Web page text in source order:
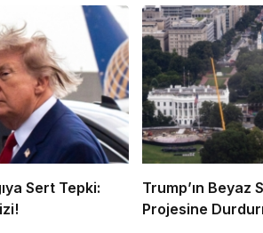
Sert Tepki:
Trump’ın Beyaz
Projesine